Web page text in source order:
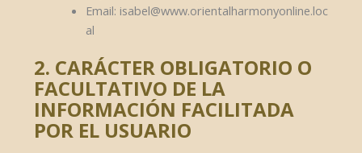
Email: isabel@www.orientalharmonyonline.loc
al
2. CARÁCTER OBLIGATORIO O
FACULTATIVO DE LA
INFORMACIÓN FACILITADA
POR EL USUARIO